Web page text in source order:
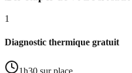
1
Diagnostic thermique gratuit
1h30 sur place